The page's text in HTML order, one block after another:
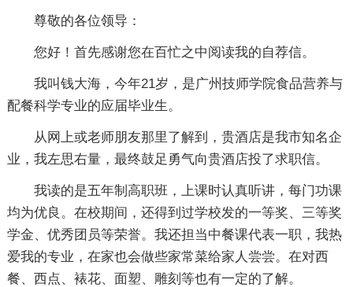
尊敬的各位领导：
您好！首先感谢您在百忙之中阅读我的自荐信。
我叫钱大海，今年21岁，是广州技师学院食品营养与
配餐科学专业的应届毕业生。
从网上或老师朋友那里了解到，贵酒店是我市知名企
业，我左思右量，最终鼓足勇气向贵酒店投了求职信。
我读的是五年制高职班，上课时认真听讲，每门功课
均为优良。在校期间，还得到过学校发的一等奖、三等奖
学金、优秀团员等荣誉。我还担当中餐课代表一职，我热
爱我的专业，在家也会做些家常菜给家人尝尝。在对西
餐、西点、裱花、面塑、雕刻等也有一定的了解。